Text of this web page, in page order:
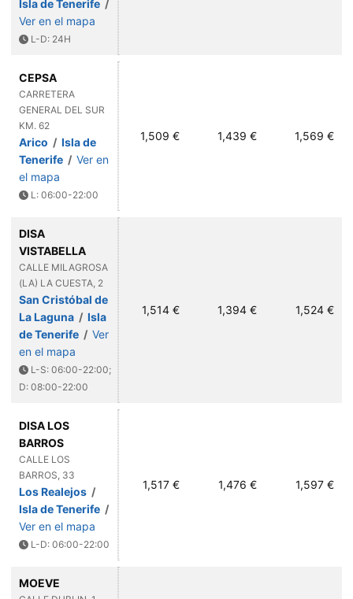
Isla de Tenerife /
Ver en el mapa
L-D: 24H
CEPSA
CARRETERA
GENERAL DEL SUR
KM. 62
Arico / Isla de
Tenerife / Ver en
el mapa
L: 06:00-22:00
1,509 € 1,439 € 1,569 €
DISA
VISTABELLA
CALLE MILAGROSA
(LA) LA CUESTA, 2
San Cristóbal de
La Laguna / Isla
de Tenerife / Ver
en el mapa
L-S: 06:00-22:00;
D: 08:00-22:00
1,514 € 1,394 € 1,524 €
DISA LOS
BARROS
CALLE LOS
BARROS, 33
Los Realejos /
Isla de Tenerife /
Ver en el mapa
L-D: 06:00-22:00
1,517 € 1,476 € 1,597 €
MOEVE